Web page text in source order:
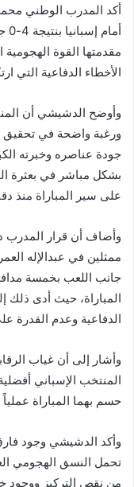
أكد المدرب الوطني
مقدمتها القوة الهجومية
الأخطاء الدفاعية التي
وأوضح الدشيشي أن
ورغبة واضحة في تحقيق
جودة عناصره وخبرته
بشكل مباشر في بعثرة
على سير المباراة منذ
وأضاف أن قرار المدرب
ممثلين في عبدالإله
جانب اللعب بخمسة
المباراة، حيث أدى
الدفاعية وعدم القدرة
وأشار إلى أن غياب
المنتخب الإسباني
حسم بهما المباراة
وأكد الدشيشي وجود
تحمل النسق الهجومي
من نقص التركيز ووجود